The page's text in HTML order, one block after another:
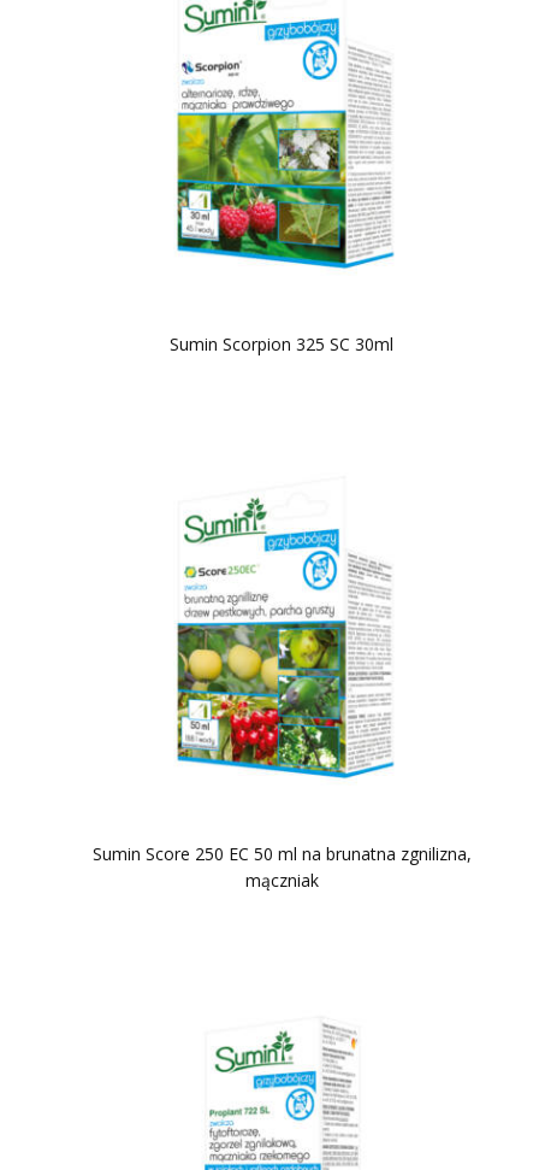
Sumin Scorpion 325 SC 30ml
Sumin Score 250 EC 50 ml na brunatna zgnilizna,
mączniak